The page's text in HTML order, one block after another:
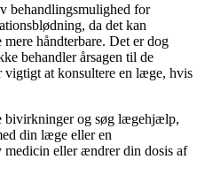
behandlingsmulighed for
da det kan
håndterbare. Det er dog
behandler årsagen til de
vigtigt at konsultere en læge, hvis
bivirkninger og søg lægehjælp,
din læge eller en
medicin eller ændrer din dosis af